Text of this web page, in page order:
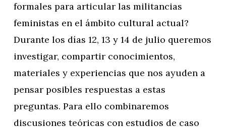
formales para articular las militancias
feministas en el ámbito cultural actual?
Durante los días 12, 13 y 14 de julio queremos
investigar, compartir conocimientos,
materiales y experiencias que nos ayuden a
pensar posibles respuestas a estas
preguntas. Para ello combinaremos
discusiones teóricas con estudios de caso